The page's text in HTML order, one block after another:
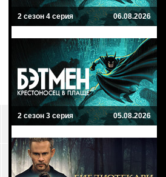
2 сезон 4 серия 06.08.2026
2 сезон 3 серия 05.08.2026